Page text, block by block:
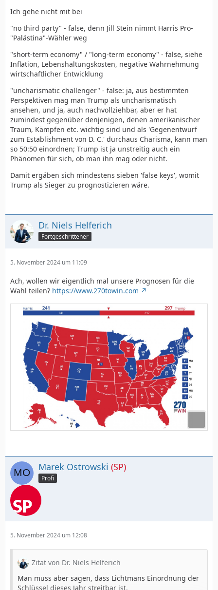
Ich gehe nicht mit bei
"no third party" - false, denn Jill Stein nimmt Harris Pro-
"Palästina"-Wähler weg
"short-term economy" / "long-term economy" - false, siehe
Inflation, Lebenshaltungskosten, negative Wahrnehmung
wirtschaftlicher Entwicklung
"uncharismatic challenger" - false: ja, aus bestimmten
Perspektiven mag man Trump als uncharismatisch
ansehen, und ja, auch nachvollziehbar, aber er hat
zumindest gegenüber denjenigen, denen amerikanischer
Traum, Kämpfen etc. wichtig sind und als 'Gegenentwurf
zum Establishment von D. C.' durchaus Charisma, kann man
so 50:50 einordnen; Trump ist ja unstreitig auch ein
Phänomen für sich, ob man ihn mag oder nicht.
Damit ergäben sich mindestens sieben 'false keys', womit
Trump als Sieger zu prognostizieren wäre.
Dr. Niels Helferich
Fortgeschrittener
5. November 2024 um 11:09
Ach, wollen wir eigentlich mal unsere Prognosen für die
Wahl teilen? https://www.270towin.com
Marek Ostrowski (SP)
Profi
5. November 2024 um 12:08
Zitat von Dr. Niels Helferich
Man muss aber sagen, dass Lichtmans Einordnung der
Schlüssel dieses Jahr streitbar ist.